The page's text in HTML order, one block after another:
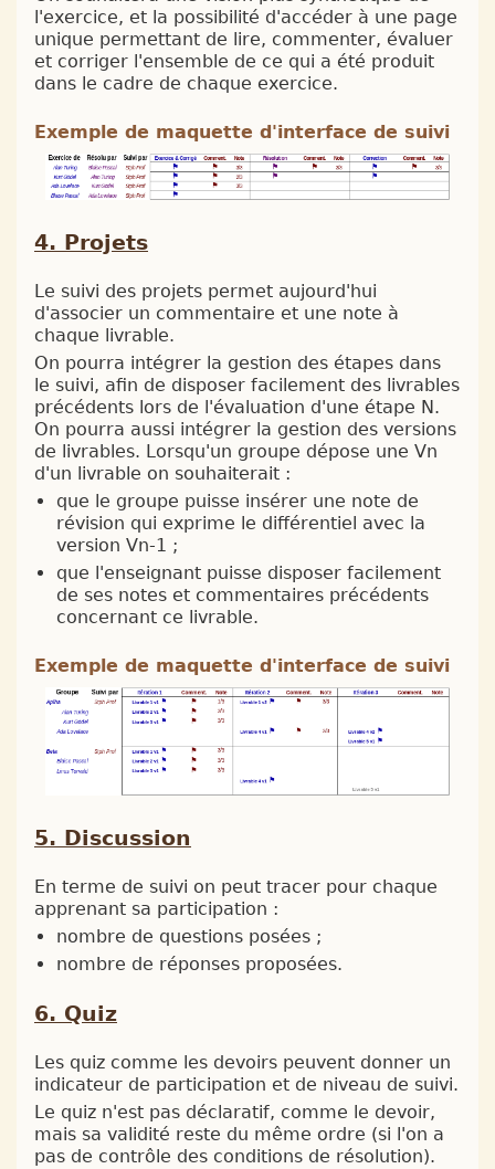
l'exercice, et la possibilité d'accéder à une page
unique permettant de lire, commenter, évaluer
et corriger l'ensemble de ce qui a été produit
dans le cadre de chaque exercice.
Exemple de maquette d'interface de suivi
Projets
Le suivi des projets permet aujourd'hui
d'associer un commentaire et une note à
chaque livrable.
On pourra intégrer la gestion des étapes dans
le suivi, afin de disposer facilement des livrables
précédents lors de l'évaluation d'une étape N.
On pourra aussi intégrer la gestion des versions
de livrables. Lorsqu'un groupe dépose une Vn
d'un livrable on souhaiterait :
que le groupe puisse insérer une note de
révision qui exprime le différentiel avec la
version Vn-1 ;
que l'enseignant puisse disposer facilement
de ses notes et commentaires précédents
concernant ce livrable.
Exemple de maquette d'interface de suivi
Discussion
En terme de suivi on peut tracer pour chaque
apprenant sa participation :
nombre de questions posées ;
nombre de réponses proposées.
Quiz
Les quiz comme les devoirs peuvent donner un
indicateur de participation et de niveau de suivi.
Le quiz n'est pas déclaratif, comme le devoir,
mais sa validité reste du même ordre (si l'on a
pas de contrôle des conditions de résolution).